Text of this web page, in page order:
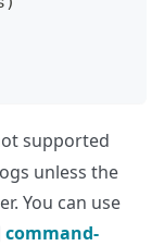
supported
unless the
You can use
command-